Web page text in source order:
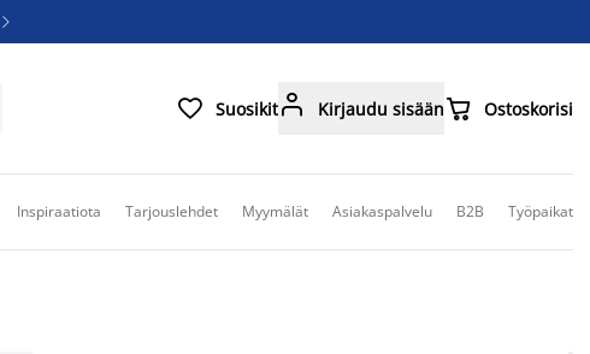

 Suosikit Kirjaudu sisään Ostoskorisi
Inspiraatiota Tarjouslehdet Myymälät Asiakaspalvelu B2B Työpaikat